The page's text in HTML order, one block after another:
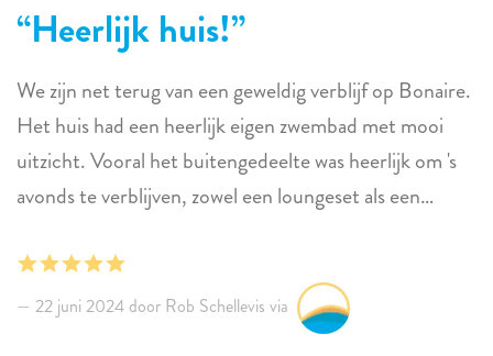
Heerlijk huis!
We zijn net terug van een geweldig verblijf op Bonaire.
Het huis had een heerlijk eigen zwembad met mooi
uitzicht. Vooral het buitengedeelte was heerlijk om 's
avonds te verblijven, zowel een loungeset als een
totaal geen last van. Met de auto maar een paar
minuten naar Kralendijk. Zeker een aanrader!
22 juni 2024 door Rob Schellevis via